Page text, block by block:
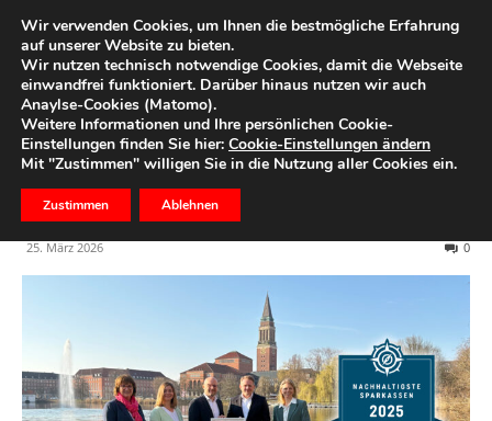
Start Nachhaltigkeit
Nachhaltigkeits-Kompass:
Wie nachhaltig ist die Förde
Sparkasse wirklich?
25. März 2026 0
Wir verwenden Cookies, um Ihnen die bestmögliche Erfahrung
auf unserer Website zu bieten.
Wir nutzen technisch notwendige Cookies, damit die Webseite
einwandfrei funktioniert. Darüber hinaus nutzen wir auch
Anaylse-Cookies (Matomo).
Weitere Informationen und Ihre persönlichen Cookie-
Einstellungen finden Sie hier: Cookie-Einstellungen ändern
Mit "Zustimmen" willigen Sie in die Nutzung aller Cookies ein.
Zustimmen Ablehnen